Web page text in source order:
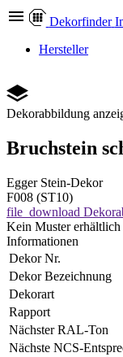
Dekorfinder
Hersteller
Dekorabbildung
Bruchstein
Egger Stein-Dekor
F008 (ST10)
file_download
Kein Muster erhältlich
Informationen
Dekor Nr.
Dekor Bezeichnung
Dekorart
Rapport
Nächster RAL-Ton
Nächste NCS-